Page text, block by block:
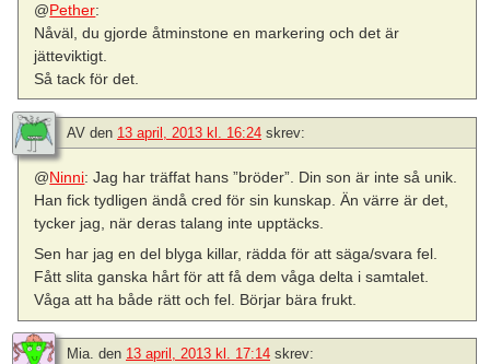
@Pether:
Nåväl, du gjorde åtminstone en markering och det är
jätteviktigt.
Så tack för det.
AV den 13 april, 2013 kl. 16:24 skrev:
@Ninni: Jag har träffat hans ”bröder”. Din son är inte så unik.
Han fick tydligen ändå cred för sin kunskap. Än värre är det,
tycker jag, när deras talang inte upptäcks.
Sen har jag en del blyga killar, rädda för att säga/svara fel.
Fått slita ganska hårt för att få dem våga delta i samtalet.
Våga att ha både rätt och fel. Börjar bära frukt.
Mia. den 13 april, 2013 kl. 17:14 skrev: